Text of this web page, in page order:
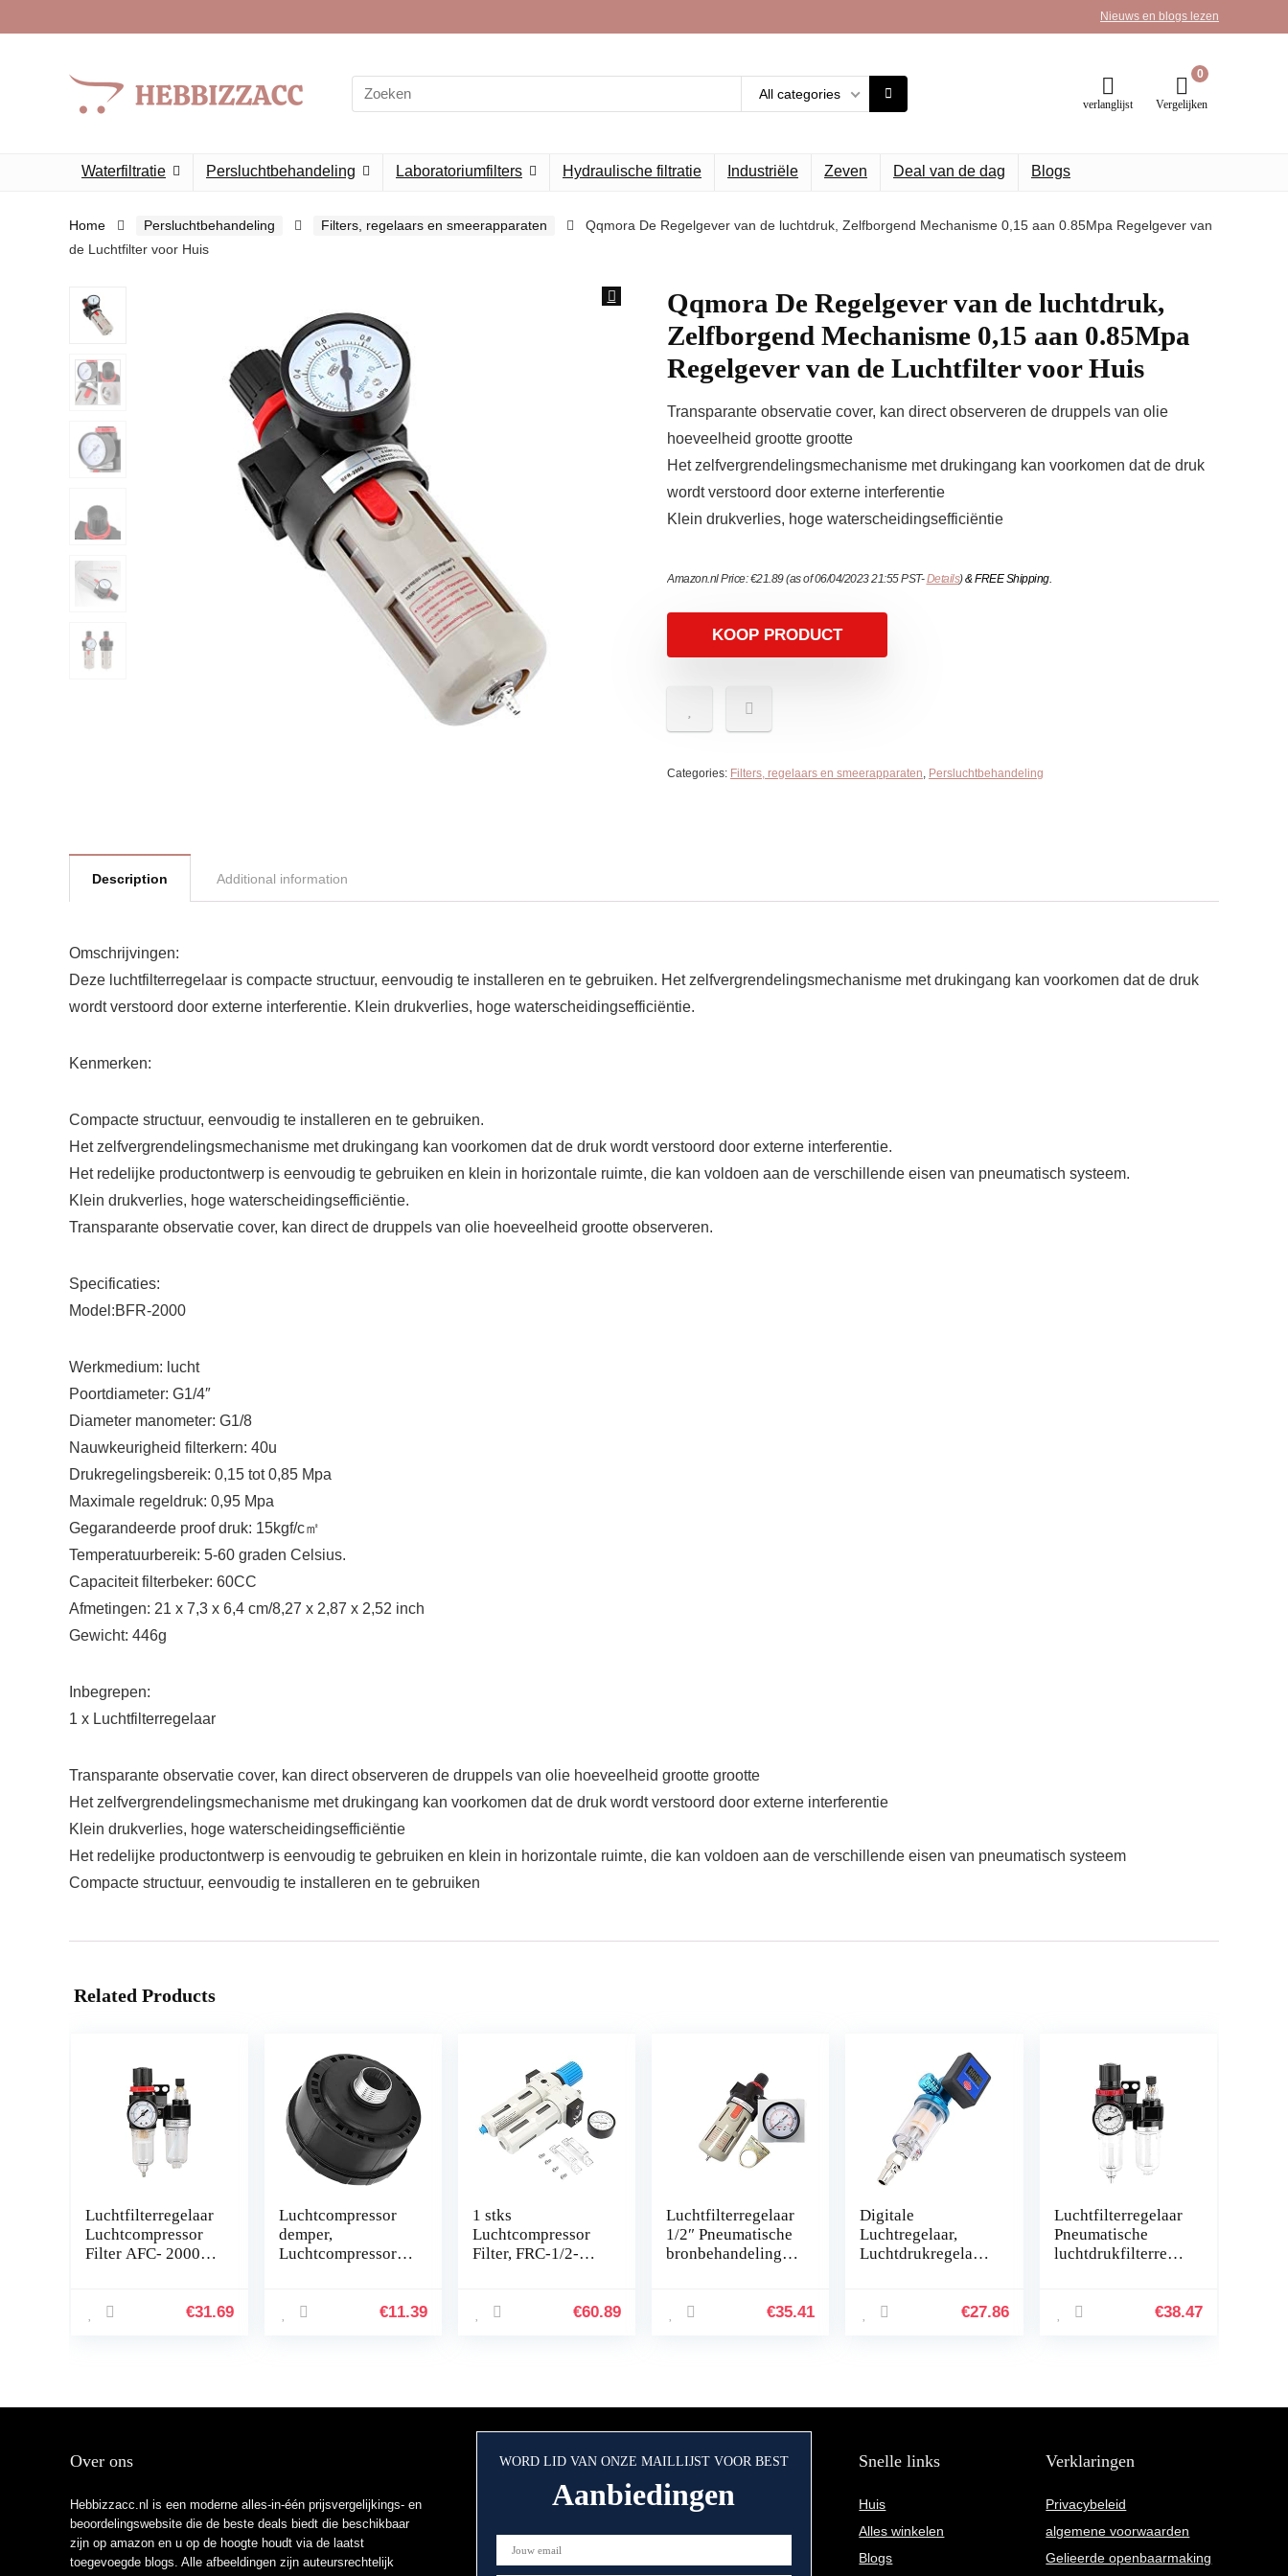
Nieuws en blogs lezen
Search
for:
All categories
verlanglijst
0
Vergelijken
Waterfiltratie Persluchtbehandeling Laboratoriumfilters Hydraulische filtratie Industriële Zeven Deal van de dag Blogs
Home Persluchtbehandeling Filters, regelaars en smeerapparaten
Qqmora De Regelgever van de luchtdruk, Zelfborgend Mechanisme 0,15 aan 0.85Mpa Regelgever van
de Luchtfilter voor Huis
Qqmora De Regelgever van de luchtdruk,
Zelfborgend Mechanisme 0,15 aan 0.85Mpa
Regelgever van de Luchtfilter voor Huis
Transparante observatie cover, kan direct observeren de druppels van olie
hoeveelheid grootte grootte
Het zelfvergrendelingsmechanisme met drukingang kan voorkomen dat de druk
wordt verstoord door externe interferentie
Klein drukverlies, hoge waterscheidingsefficiëntie
Amazon.nl Price:€21.89(as of 06/04/2023 21:55 PST-Details)&FREE Shipping.
KOOP PRODUCT
Categories: Filters, regelaars en smeerapparaten, Persluchtbehandeling
Description Additional information
Omschrijvingen:
Deze luchtfilterregelaar is compacte structuur, eenvoudig te installeren en te gebruiken. Het zelfvergrendelingsmechanisme met drukingang kan voorkomen dat de druk
wordt verstoord door externe interferentie. Klein drukverlies, hoge waterscheidingsefficiëntie.
Kenmerken:
Compacte structuur, eenvoudig te installeren en te gebruiken.
Het zelfvergrendelingsmechanisme met drukingang kan voorkomen dat de druk wordt verstoord door externe interferentie.
Het redelijke productontwerp is eenvoudig te gebruiken en klein in horizontale ruimte, die kan voldoen aan de verschillende eisen van pneumatisch systeem.
Klein drukverlies, hoge waterscheidingsefficiëntie.
Transparante observatie cover, kan direct de druppels van olie hoeveelheid grootte observeren.
Specificaties:
Model:BFR-2000
Werkmedium: lucht
Poortdiameter: G1/4″
Diameter manometer: G1/8
Nauwkeurigheid filterkern: 40u
Drukregelingsbereik: 0,15 tot 0,85 Mpa
Maximale regeldruk: 0,95 Mpa
Gegarandeerde proof druk: 15kgf/c㎡
Temperatuurbereik: 5-60 graden Celsius.
Capaciteit filterbeker: 60CC
Afmetingen: 21 x 7,3 x 6,4 cm/8,27 x 2,87 x 2,52 inch
Gewicht: 446g
Inbegrepen:
1 x Luchtfilterregelaar
Transparante observatie cover, kan direct observeren de druppels van olie hoeveelheid grootte grootte
Het zelfvergrendelingsmechanisme met drukingang kan voorkomen dat de druk wordt verstoord door externe interferentie
Klein drukverlies, hoge waterscheidingsefficiëntie
Het redelijke productontwerp is eenvoudig te gebruiken en klein in horizontale ruimte, die kan voldoen aan de verschillende eisen van pneumatisch systeem
Compacte structuur, eenvoudig te installeren en te gebruiken
Related Products
Luchtfilterregelaar
Luchtcompressor
Filter AFC- 2000
Fittingen
€31.69
Luchtcompressor
demper,
Luchtcompressor
3/4 25mm Filter
€11.39
1 stks
Luchtcompressor
Filter, FRC-1/2-
Trap met Regulator
€60.89
Luchtfilterregelaar
1/2″ Pneumatische
bronbehandelingse
aar
€35.41
Digitale
Luchtregelaar,
Luchtdrukregelaar,
Corrosiebestendig,
€27.86
Luchtfilterregelaar
Pneumatische
luchtdrukfilterregel
Cleaner Oil- Water
€38.47
Over ons
Hebbizzacc.nl is een moderne alles-in-één prijsvergelijkings- en
beoordelingswebsite die de beste deals biedt die beschikbaar
zijn op amazon en u op de hoogte houdt via de laatst
toegevoegde blogs. Alle afbeeldingen zijn auteursrechtelijk
WORD LID VAN ONZE MAILLIJST VOOR BEST
Aanbiedingen
Snelle links
Huis
Alles winkelen
Blogs
Verklaringen
Privacybeleid
algemene voorwaarden
Gelieerde openbaarmaking